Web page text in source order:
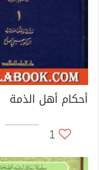
أحكام أهل الذمة
1